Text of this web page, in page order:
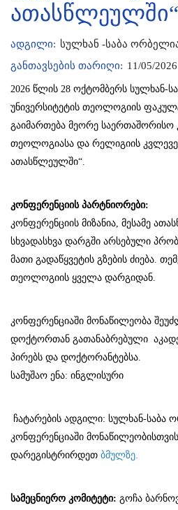
ათასწლეულში“
ადგილი: სულხან -საბა
განთავსების თარიღი: 11/05/2026
2026 წლის 28 ოქტომბერს სულხან-
უნივერსიტეტის თეოლოგიის
გაიმართება მეორე საერთაშორისო
თეოლოგიასა და რელიგიის
ათასწლეულში“.
კონფერენციის პარტნიორები:
კონფერენციის მიზანია, მესამე
სხვადასხვა დარგში არსებული
მათი გადაწყვეტის გზების ძიება.
თეოლოგიის ყველა დარგიდან.
კონფერენციაში მონაწილეობა
დოქტორთან გათანაბრებული
პირებს და დოქტორანტებსა.
სამუშაო ენა: ინგლისური
ჩატარების ადგილი: სულხან-საბა
კონფერენციაში
დარეგისტრირდეთ ბმულზე.
სამეცნიერო კომიტეტი: გოჩა